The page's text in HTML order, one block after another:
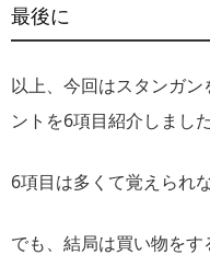
最後に
以上、今回はスタンガ
ントを6項目紹介しました
6項目は多くて覚えられ
でも、結局は買い物を